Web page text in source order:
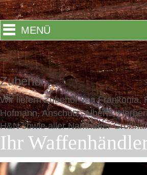
Ihr
MENÜ
Zubehör
Wir liefern Zubehör von Frankonia,
Hofmann, Anschütz, Alberts,
H&N sowie aller Namhafter